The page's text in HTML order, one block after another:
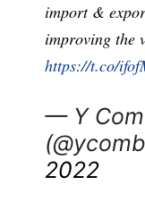
import &
improving the
https://t.co/
— Y
2022